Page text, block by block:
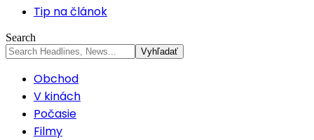
Tip na článok
Search
Obchod
V kinách
Počasie
Filmy